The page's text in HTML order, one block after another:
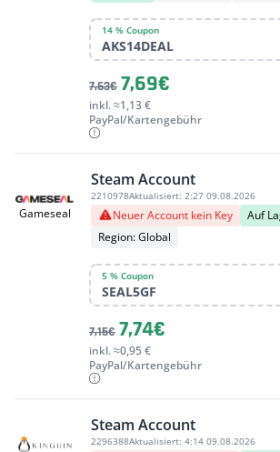
14 % Coupon
AKS14DEAL
7,63€ 7,69€
inkl. ≈1,13 €
PayPal/Kartengebühr
Gameseal
Steam Account
2210978Aktualisiert: 2:27 09.08.2026
Neuer Account kein Key Auf
Region: Global
5 % Coupon
SEAL5GF
7,15€ 7,74€
inkl. ≈0,95 €
PayPal/Kartengebühr
Steam Account
2296388Aktualisiert: 4:14 09.08.2026